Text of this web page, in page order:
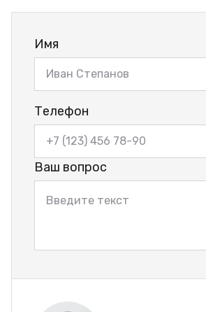
Имя
Телефон
Ваш вопрос